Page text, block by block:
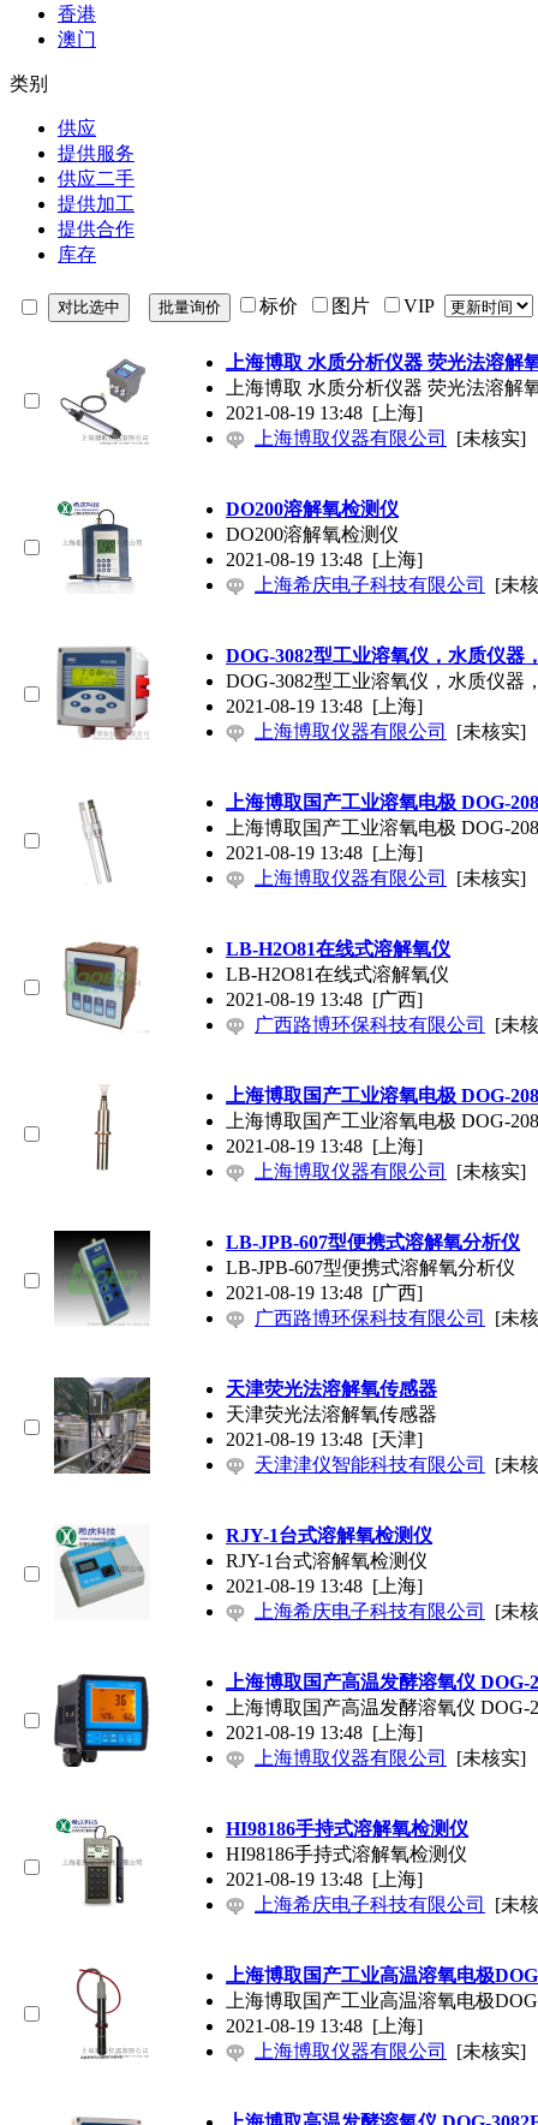
香港
澳门
类别
供应
提供服务
供应二手
提供加工
提供合作
库存
标价 图片 VIP
上海博取 水质分析仪器 荧光法溶解
上海博取 水质分析仪器 荧光法溶解
2021-08-19 13:48 [上海]
上海博取仪器有限公司
[未核实]
DO200溶解氧检测仪
DO200溶解氧检测仪
2021-08-19 13:48 [上海]
上海希庆电子科技有限公司
[未
DOG-3082型工业溶氧仪，水质仪器
DOG-3082型工业溶氧仪，水质仪器
2021-08-19 13:48 [上海]
上海博取仪器有限公司
[未核实]
上海博取国产工业溶氧电极 DOG-
上海博取国产工业溶氧电极 DOG-
2021-08-19 13:48 [上海]
上海博取仪器有限公司
[未核实]
LB-H2O81在线式溶解氧仪
LB-H2O81在线式溶解氧仪
2021-08-19 13:48 [广西]
广西路博环保科技有限公司
[未
上海博取国产工业溶氧电极 DOG-
上海博取国产工业溶氧电极 DOG-
2021-08-19 13:48 [上海]
上海博取仪器有限公司
[未核实]
LB-JPB-607型便携式溶解氧分析仪
LB-JPB-607型便携式溶解氧分析仪
2021-08-19 13:48 [广西]
广西路博环保科技有限公司
[未
天津荧光法溶解氧传感器
天津荧光法溶解氧传感器
2021-08-19 13:48 [天津]
天津津仪智能科技有限公司
[未
RJY-1台式溶解氧检测仪
RJY-1台式溶解氧检测仪
2021-08-19 13:48 [上海]
上海希庆电子科技有限公司
[未
上海博取国产高温发酵溶氧仪 DOG-
上海博取国产高温发酵溶氧仪 DOG-
2021-08-19 13:48 [上海]
上海博取仪器有限公司
[未核实]
HI98186手持式溶解氧检测仪
HI98186手持式溶解氧检测仪
2021-08-19 13:48 [上海]
上海希庆电子科技有限公司
[未
上海博取国产工业高温溶氧电极
上海博取国产工业高温溶氧电极
2021-08-19 13:48 [上海]
上海博取仪器有限公司
[未核实]